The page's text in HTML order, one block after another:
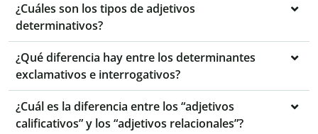
¿Cuáles son los tipos de adjetivos
determinativos?
¿Qué diferencia hay entre los determinantes
exclamativos e interrogativos?
¿Cuál es la diferencia entre los “adjetivos
calificativos” y los “adjetivos relacionales”?